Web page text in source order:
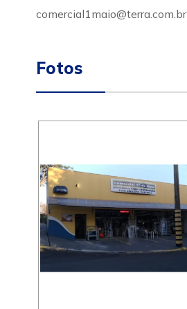
comercial1maio@terra.com.br
Fotos